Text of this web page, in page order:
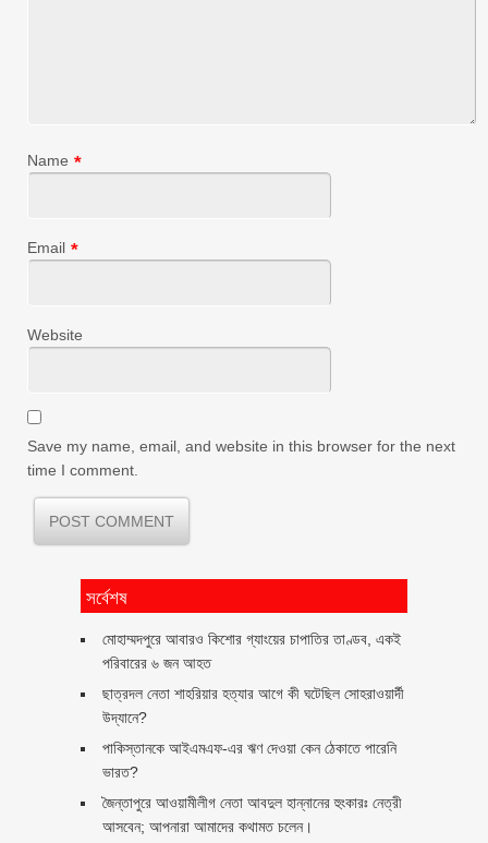
Name *
Email *
Website
Save my name, email, and website in this browser for the next
time I comment.
সর্বেশষ
মোহাম্মদপুরে আবারও কিশোর গ্যাংয়ের চাপাতির তাণ্ডব, একই
পরিবারের ৬ জন আহত
ছাত্রদল নেতা শাহরিয়ার হত্যার আগে কী ঘটেছিল সোহরাওয়ার্দী
উদ্যানে?
পাকিস্তানকে আইএমএফ-এর ঋণ দেওয়া কেন ঠেকাতে পারেনি
ভারত?
জৈন্তাপুরে আওয়ামীলীগ নেতা আবদুল হান্নানের হুংকারঃ নেত্রী
আসবেন; আপনারা আমাদের কথামত চলেন।